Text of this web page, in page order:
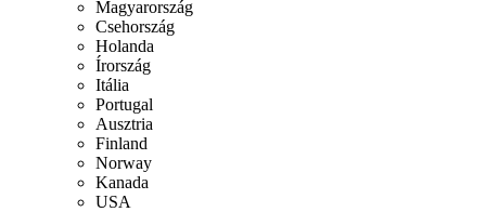
Magyarország
Csehország
Holanda
Írország
Itália
Portugal
Ausztria
Finland
Norway
Kanada
USA